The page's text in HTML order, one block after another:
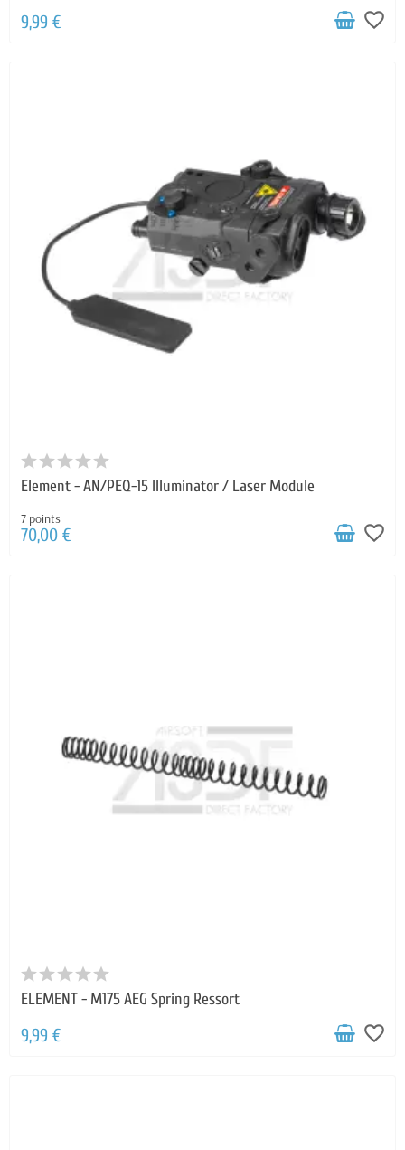
9,99 € favorite_border
Element - AN/PEQ-15 Illuminator / Laser Module
7 points
70,00 € favorite_border
ELEMENT - M175 AEG Spring Ressort
9,99 € favorite_border